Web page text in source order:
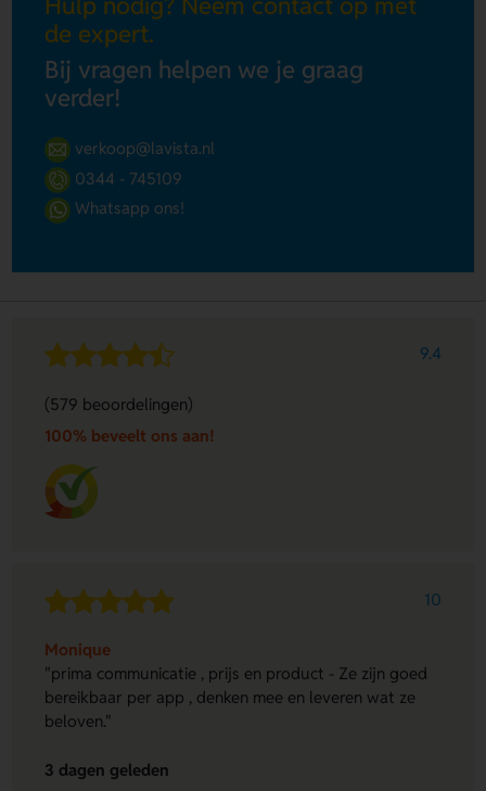
de expert.
Bij vragen helpen we je graag
verder!
verkoop@lavista.nl
0344 - 745109
Whatsapp ons!
9.4
(579 beoordelingen)
100% beveelt ons aan!
10
Monique
"prima communicatie , prijs en product - Ze zijn goed
bereikbaar per app , denken mee en leveren wat ze
beloven."
3 dagen geleden